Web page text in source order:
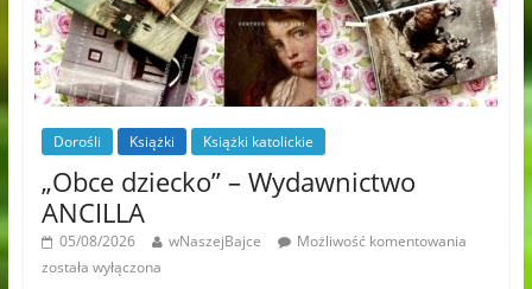
Dorośli Książki Książki katolickie
„Obce dziecko” – Wydawnictwo
ANCILLA
05/08/2026 wNaszejBajce
Możliwość komentowania
została wyłączona